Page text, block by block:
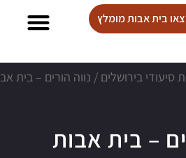
בית אבות מומלץ
סיעודי בירושלים / נווה הורים – בית
– בית אבות